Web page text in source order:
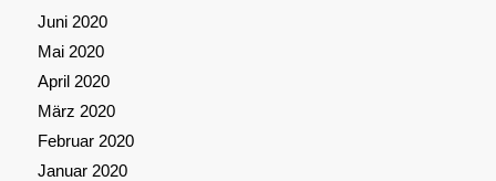
Juni 2020
Mai 2020
April 2020
März 2020
Februar 2020
Januar 2020